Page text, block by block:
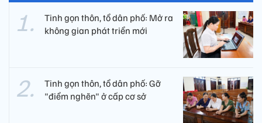
Tinh gọn thôn, tổ dân phố: Mở ra
không gian phát triển mới
Tinh gọn thôn, tổ dân phố: Gỡ
"điểm nghẽn" ở cấp cơ sở